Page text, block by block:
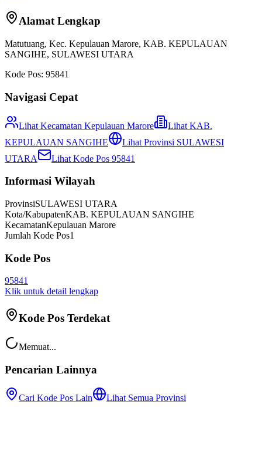
Alamat Lengkap
Matutuang, Kec. Kepulauan Marore, KAB. KEPULAUAN
SANGIHE, SULAWESI UTARA
Kode Pos: 95841
Navigasi Cepat
Lihat Kecamatan Kepulauan Marore Lihat KAB.
KEPULAUAN SANGIHE
Lihat Provinsi SULAWESI
UTARA
Lihat Kode Pos 95841
Informasi Wilayah
ProvinsiSULAWESI UTARA
Kota/KabupatenKAB. KEPULAUAN SANGIHE
KecamatanKepulauan Marore
Jumlah Kode Pos1
Kode Pos
95841
Klik untuk detail lengkap
Kode Pos Terdekat
Memuat...
Pencarian Lainnya
Cari Kode Pos Lain Lihat Semua Provinsi